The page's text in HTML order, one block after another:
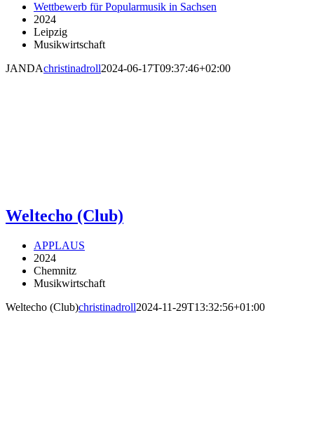
Wettbewerb für Popularmusik in Sachsen
2024
Leipzig
Musikwirtschaft
JANDAchristinadroll2024-06-17T09:37:46+02:00
Weltecho (Club)
APPLAUS
2024
Chemnitz
Musikwirtschaft
Weltecho (Club)christinadroll2024-11-29T13:32:56+01:00